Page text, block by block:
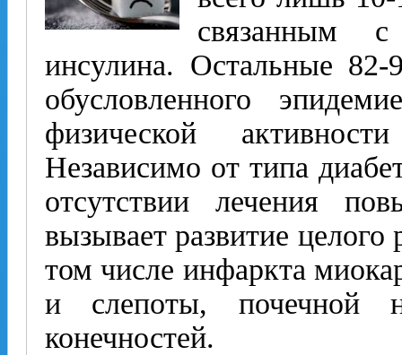
связанным с
инсулина. Остальные
обусловленного
физической
Независимо от типа
отсутствии лечения
вызывает развитие
том числе инфаркта
и слепоты, почечной
конечностей.